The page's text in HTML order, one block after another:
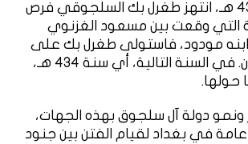
هـ. في سنة 432 هـ، انتهز طغرل بك السلجوقي فرص
التي وقعت بين مسعود الغزنوي
مودود، فاستولى طغرل بك على
جرجان وطبرستان. في السنة التالية، أي سنة 434 هـ،
حولها.
دولة آل سلجوق بهذه الجهات،
في بغداد لقيام الفتن بين جنود